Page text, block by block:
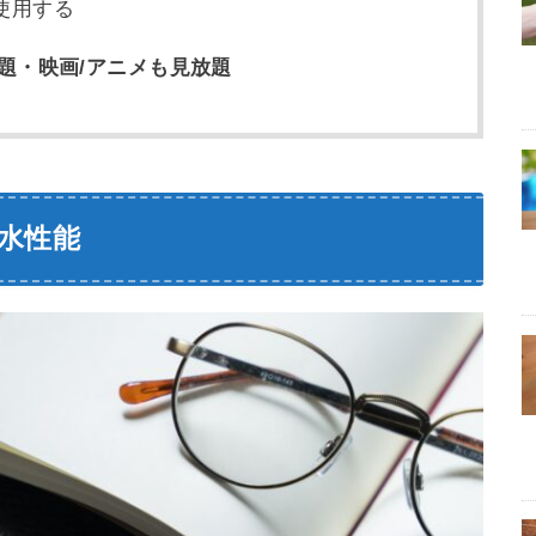
用する
・映画/アニメも見放題
性能